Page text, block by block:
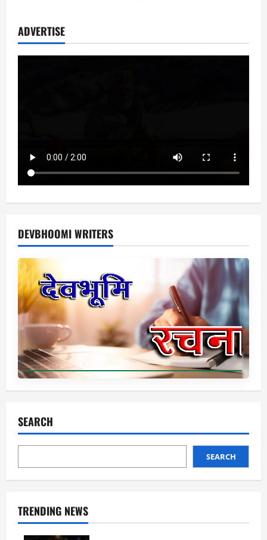
ADVERTISE
DEVBHOOMI WRITERS
SEARCH
SEARCH
TRENDING NEWS